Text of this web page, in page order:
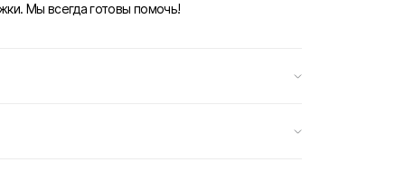
Мы всегда готовы помочь!